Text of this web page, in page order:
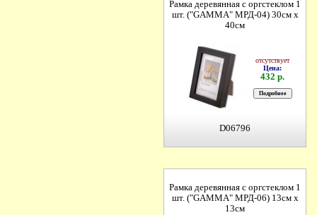
Рамка деревянная с оргстеклом 1
шт. ("GAMMA" МРД-04) 30см х
40см
отсутствует
Цена:
432 р.
D06796
Рамка деревянная с оргстеклом 1
шт. ("GAMMA" МРД-06) 13см х
13см